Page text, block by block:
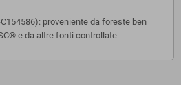
proveniente da foreste ben
e da altre fonti controllate